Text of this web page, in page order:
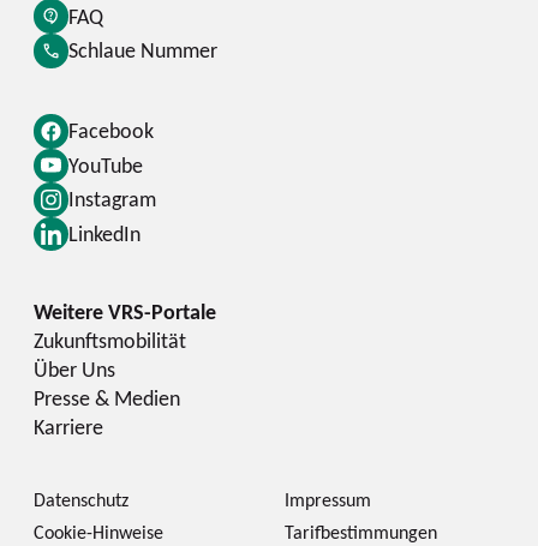
Facebook
YouTube
Instagram
LinkedIn
FAQ
Schlaue Nummer
Zukunftsmobilität
Über Uns
Presse & Medien
Karriere
Datenschutz
Impressum
Cookie-Hinweise
Tarifbestimmungen